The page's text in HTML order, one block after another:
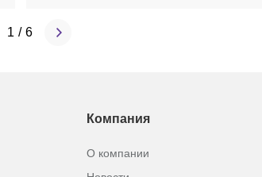
1 / 6
Компания
О компании